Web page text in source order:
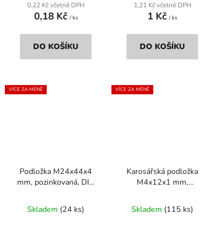
0,22 Kč včetně DPH
0,18 Kč / ks
DO KOŠÍKU
1,21 Kč včetně DPH
1 Kč / ks
DO KOŠÍKU
VÍCE ZA MÉNĚ
Podložka M24x44x4
mm, pozinkovaná, DIN
Skladem (24 ks)
VÍCE ZA MÉNĚ
Karosářská podložka
M4x12x1 mm,
Skladem (115 ks)